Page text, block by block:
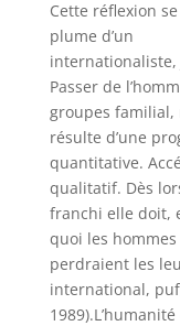
Cette réflexion
plume d’un
internationaliste,
Passer de
groupes
résulte d’une
quantitative.
qualitatif. Dès
franchi elle doit,
quoi les hommes
perdraient les
international,